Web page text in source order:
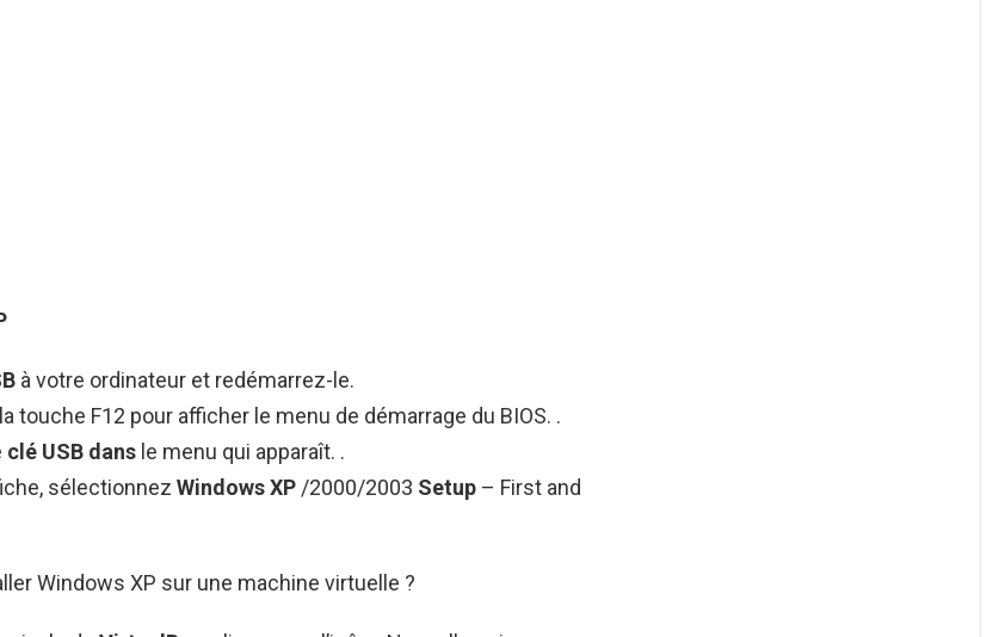
à votre ordinateur et redémarrez-le.
touche F12 pour afficher le menu de démarrage du BIOS. .
clé USB dans le menu qui apparaît. .
sélectionnez Windows XP /2000/2003 Setup – First and
Windows XP sur une machine virtuelle ?